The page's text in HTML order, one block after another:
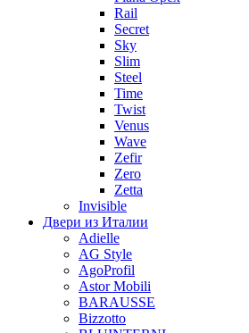
Rail
Secret
Sky
Slim
Steel
Time
Twist
Venus
Wave
Zefir
Zero
Zetta
Invisible
Двери из Италии
Adielle
AG Style
AgoProfil
Astor Mobili
BARAUSSE
Bizzotto